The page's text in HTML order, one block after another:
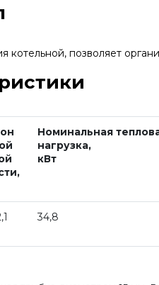
котельной, позволяет
Номинальная
нагрузка,
кВт
34,8